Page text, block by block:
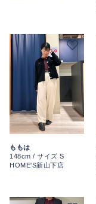
ももは
148cm / サイズ S
HOME'S新山下店